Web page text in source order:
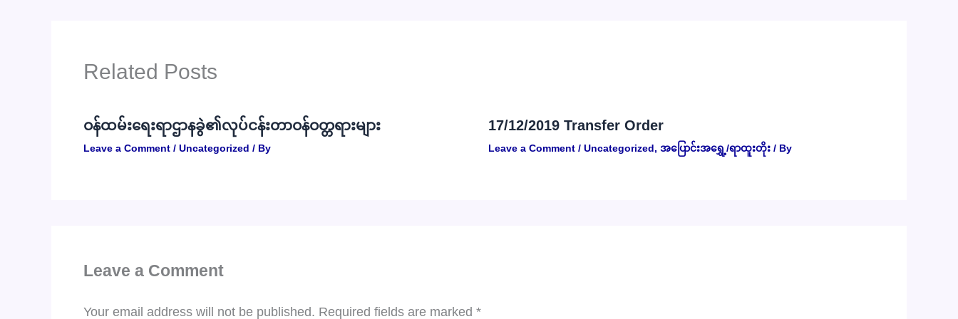
Related Posts
ဝန်ထမ်းရေးရာဌာနခွဲ၏လုပ်ငန်းတာဝန်ဝတ္တရားများ
Leave a Comment / Uncategorized / By
17/12/2019 Transfer Order
Leave a Comment / Uncategorized, အပြောင်းအရွှေ့/ရာထူးတိုး/ By
Leave a Comment
Your email address will not be published. Required fields are marked *